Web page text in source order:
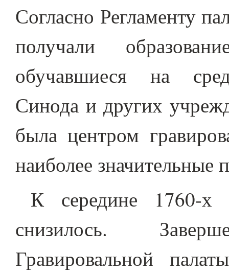
Согласно Регламенту
получали
обучавшиеся на
Синода и других
была центром
наиболее значительные
К середине 1760-х
снизилось.
Гравировальной